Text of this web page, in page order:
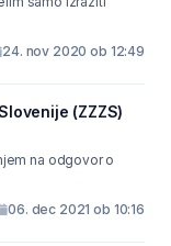
24. nov 2020 ob 12:49
(ZZZS)
na odgovor o
06. dec 2021 ob 10:16